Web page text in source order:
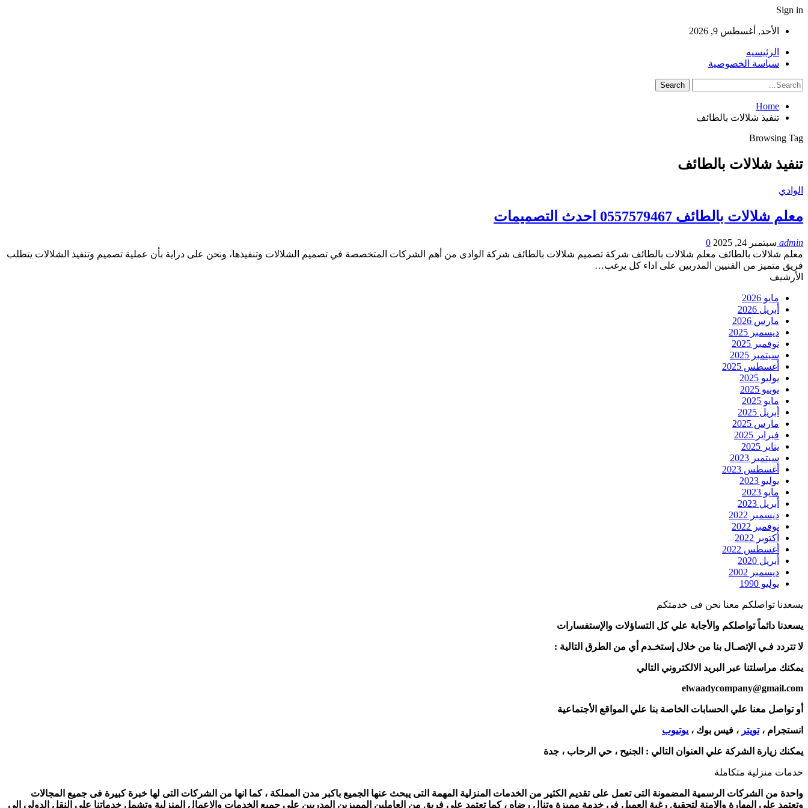
Sign in
الأحد, أغسطس 9, 2026
الرئيسيه
سياسة الخصوصية
Home
تنفيذ شلالات بالطائف
Browsing Tag
تنفيذ شلالات بالطائف
الوادي
معلم شلالات بالطائف 0557579467 احدث التصميمات
admin سبتمبر 24, 2025
0
معلم شلالات بالطائف معلم شلالات بالطائف شركة تصميم شلالات بالطائف شركة الوادى من أهم الشركات المتخصصة في تصميم الشلالات وتنفيذها، ونحن على دراية بأن عملية تصميم وتنفيذ الشلالات يتطلب
فريق متميز من الفنيين المدربين على اداء كل يرغب…
الأرشيف
مايو 2026
أبريل 2026
مارس 2026
ديسمبر 2025
نوفمبر 2025
سبتمبر 2025
أغسطس 2025
يوليو 2025
يونيو 2025
مايو 2025
أبريل 2025
مارس 2025
فبراير 2025
يناير 2025
سبتمبر 2023
أغسطس 2023
يوليو 2023
مايو 2023
أبريل 2023
ديسمبر 2022
نوفمبر 2022
أكتوبر 2022
أغسطس 2022
أبريل 2020
ديسمبر 2002
يوليو 1990
يسعدنا تواصلكم معنا نحن فى خدمتكم
يسعدنا دائماً تواصلكم والأجابة علي كل التساؤلات والإستفسارات
لا تتردد فـي الإتصـال بنا من خلال إستخـدم أي من الطرق التالية :
يمكنك مراسلتنا عبر البريد الالكتروني التالي
elwaadycompany@gmail.com
أو تواصل معنا علي الحسابات الخاصة بنا علي المواقع الأجتماعية
انستجرام ،تويتر ، فيس بوك ، يوتيوب
يمكنك زيارة الشركة علي العنوان التالي : الجنيح ، حي الرحاب ، جدة
خدمات منزلية متكاملة
واحدة من الشركات الرسمية المضمونة التى تعمل على تقديم الكثير من الخدمات المنزلية المهمة التى يبحث عنها الجميع باكبر مدن المملكة ، كما انها من الشركات التى لها خبرة كبيرة فى جميع المجالات
وتعتمد على المهارة والامنة لتحقيق رغبة العميل فى خدمة مميزة وتنال رضاه ، كما تعتمد على فريق من العاملين المميزين المدربين على جميع الخدمات والاعمال المنزلية وتشمل خدماتنا على النقل الدولى الى